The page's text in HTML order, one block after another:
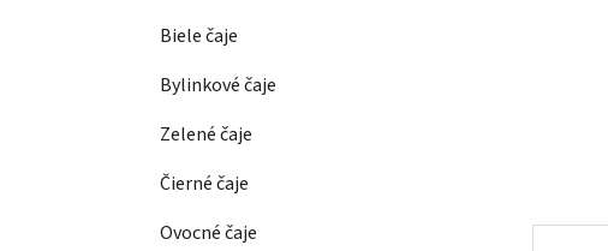
Biele čaje
Bylinkové čaje
Zelené čaje
Čierné čaje
Ovocné čaje